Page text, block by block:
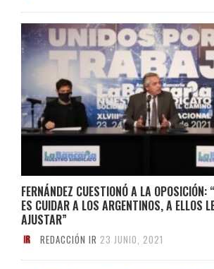
FERNÁNDEZ CUESTIONÓ A LA OPOSICIÓN:
ES CUIDAR A LOS ARGENTINOS, A ELLOS
AJUSTAR”
REDACCIÓN IR 23 JUNIO, 2021